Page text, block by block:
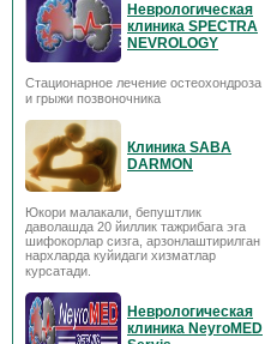
Неврологическая
клиника SPECTRA
NEVROLOGY
Стационарное лечение остеохондроза
и грыжи позвоночника
Клиника SABA
DARMON
Юкори малакали, бепуштлик
даволашда 20 йиллик тажрибага эга
шифокорлар сизга, арзонлаштирилган
нархларда куйидаги хизматлар
курсатади.
Неврологическая
клиника NeyroMED